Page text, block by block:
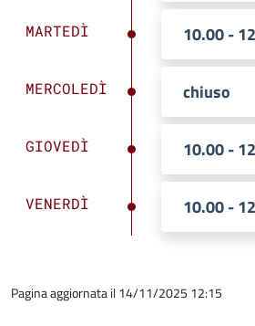
MARTEDÌ 10.00 -
MERCOLEDÌ chiuso
GIOVEDÌ 10.00 -
VENERDÌ 10.00 -
Pagina aggiornata il 14/11/2025 12:15